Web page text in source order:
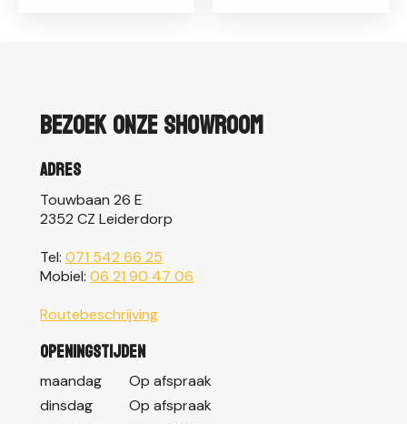
Bezoek onze showroom
Adres
Touwbaan 26 E
2352 CZ Leiderdorp
Tel: 071 542 66 25
Mobiel: 06 21 90 47 06
Routebeschrijving
Openingstijden
maandag
Op afspraak
dinsdag
Op afspraak